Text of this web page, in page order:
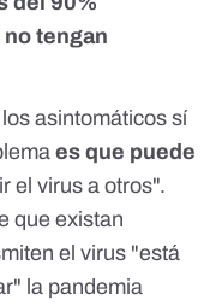
tengan
asintomáticos sí
es que puede
el virus a otros".
que existan
el virus "está
la pandemia